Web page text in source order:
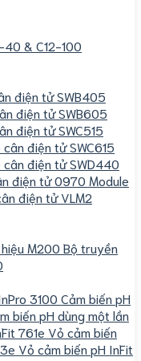
40 & C12-100
điện tử SWB405
điện tử SWB605
điện tử SWC515
cân điện tử SWC615
cân điện tử SWD440
điện tử 0970 Module
điện tử VLM2
M200 Bộ truyền
3100 Cảm biến pH
biến pH dùng một lần
761e Vỏ cảm biến
Vỏ cảm biến pH InFit